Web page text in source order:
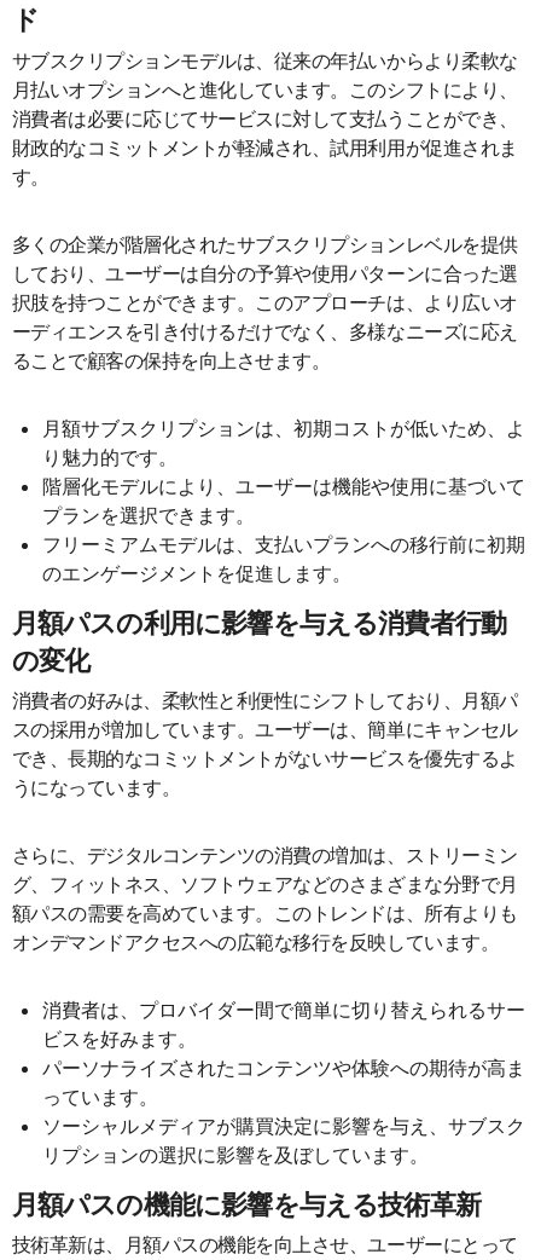
ド
サブスクリプションモデルは、従来の年払いからより柔軟な
月払いオプションへと進化しています。このシフトにより、
消費者は必要に応じてサービスに対して支払うことができ、
財政的なコミットメントが軽減され、試用利用が促進されま
す。
多くの企業が階層化されたサブスクリプションレベルを提供
しており、ユーザーは自分の予算や使用パターンに合った選
択肢を持つことができます。このアプローチは、より広いオ
ーディエンスを引き付けるだけでなく、多様なニーズに応え
ることで顧客の保持を向上させます。
月額サブスクリプションは、初期コストが低いため、よ
り魅力的です。
階層化モデルにより、ユーザーは機能や使用に基づいて
プランを選択できます。
フリーミアムモデルは、支払いプランへの移行前に初期
のエンゲージメントを促進します。
月額パスの利用に影響を与える消費者行動
の変化
消費者の好みは、柔軟性と利便性にシフトしており、月額パ
スの採用が増加しています。ユーザーは、簡単にキャンセル
でき、長期的なコミットメントがないサービスを優先するよ
うになっています。
さらに、デジタルコンテンツの消費の増加は、ストリーミン
グ、フィットネス、ソフトウェアなどのさまざまな分野で月
額パスの需要を高めています。このトレンドは、所有よりも
オンデマンドアクセスへの広範な移行を反映しています。
消費者は、プロバイダー間で簡単に切り替えられるサー
ビスを好みます。
パーソナライズされたコンテンツや体験への期待が高ま
っています。
ソーシャルメディアが購買決定に影響を与え、サブスク
リプションの選択に影響を及ぼしています。
月額パスの機能に影響を与える技術革新
技術革新は、月額パスの機能を向上させ、ユーザーにとって